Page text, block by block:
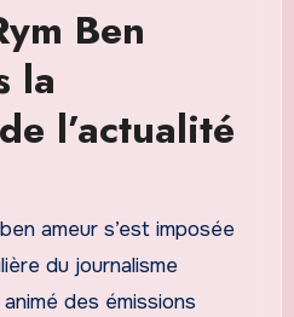
Ben
la
l’actualité
ameur s’est imposée
du journalisme
des émissions